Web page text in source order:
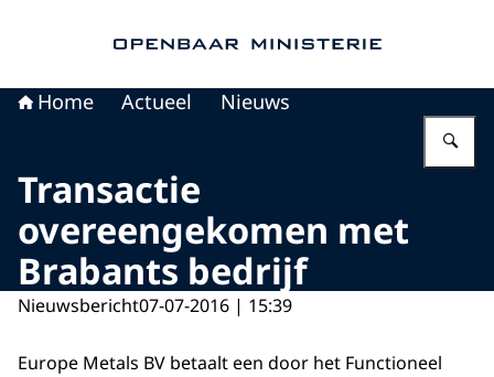
Home Actueel Nieuws
Transactie
overeengekomen met
Brabants bedrijf
Nieuwsbericht07-07-2016 | 15:39
Europe Metals BV betaalt een door het Functioneel